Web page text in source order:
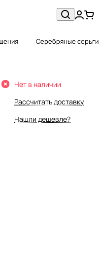
Серебряные серьги
Нет в наличии
Рассчитать доставку
Нашли дешевле?